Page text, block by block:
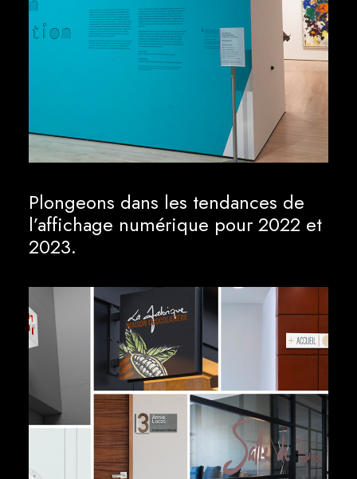
Plongeons dans les tendances de
l’affichage numérique pour 2022 et
2023.